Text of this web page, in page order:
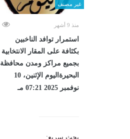
غير مصنف
منذ 9 أشهر
استمرار توافد الناخبين
بكثافة على المقار الانتخابية
بجميع مراكز ومدن محافظة
البحيرةاليوم الإثنين، 10
نوفمبر 2025 07:21 مـ
بحث سريع: